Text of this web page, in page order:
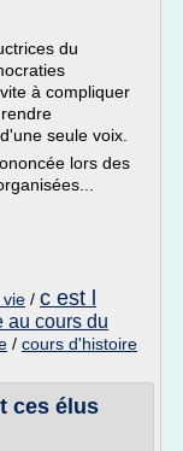
du
à compliquer
seule voix.
lors des
vie / c est l
au cours du
/ cours d'histoire
ces élus